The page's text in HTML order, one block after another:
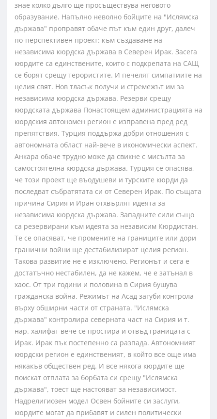
знае колко дълго ще просъществува неговото
образувание. Напълно неволно бойците на "Ислямска
държава" проправят обаче път към един друг, далеч
по-перспективен проект: към създаване на
независима кюрдска държава в Северен Ирак. Засега
кюрдите са единствените, които с подкрепата на САЩ
се борят срещу терористите. И печелят симпатиите на
целия свят. Нов тласък получи и стремежът им за
независима кюрдска държава. Резерви срещу
кюрдската държава Понастоящем администрацията на
кюрдския автономен регион е изправена пред ред
препятствия. Турция поддържа добри отношения с
автономната област най-вече в икономически аспект.
Анкара обаче трудно може да свикне с мисълта за
самостоятелна кюрдска държава. Турция се опасява,
че този проект ще въодушеви и турските кюрди да
последват събратятата си от Северен Ирак. По същата
причина Сирия и Иран отхвърлят идеята за
независима кюрдска държава. Западните сили също
са резервирани към идеята за независим Кюрдистан.
Те се опасяват, че промените на границите или дори
гранични войни ще дестабилизират целия регион.
Такова развитие не е изключено. Регионът и сега е
достатъчно нестабилен, да не кажем, че е затънал в
хаос. От три години и половина в Сирия бушува
гражданска война. Режимът на Асад загуби контрола
върху обширни части от страната. "Ислямска
държава" контролира северната част на Сирия и т.
нар. халифат вече се простира и отвъд границата с
Ирак. Ирак пък постепенно са разпада. Автономният
кюрдски регион е единственият, в който все още има
някакъв обществен ред. И все някога кюрдите ще
поискат отплата за борбата си срещу "Ислямска
държава", тоест ще настояват за независимост.
Надрелигиозен модел Освен бойните си заслуги,
кюрдите могат да прибавят и силен политически